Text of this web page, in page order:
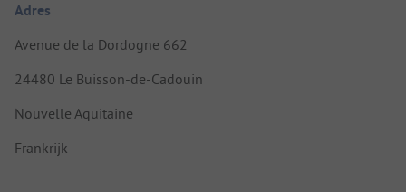
Adres
Avenue de la Dordogne 662
24480 Le Buisson-de-Cadouin
Nouvelle Aquitaine
Frankrijk